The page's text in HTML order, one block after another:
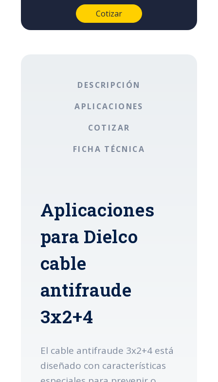
DESCRIPCIÓN
APLICACIONES
COTIZAR
FICHA TÉCNICA
Aplicaciones
para Dielco
cable
antifraude
3x2+4
El cable antifraude 3x2+4 está
diseñado con características